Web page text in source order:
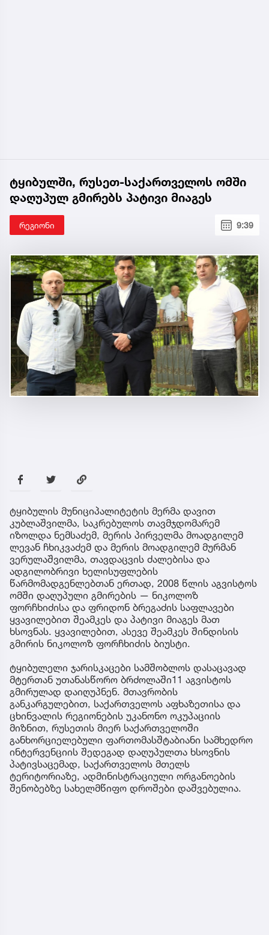
ტყიბულში, რუსეთ-საქართველოს ომში
დაღუპულ გმირებს პატივი მიაგეს
რეგიონი 9:39
ტყიბულის მუნიციპალიტეტის მერმა დავით
კუბლაშვილმა, საკრებულოს თავმჯდომარემ
იზოლდა ნემსაძემ, მერის პირველმა მოადგილემ
ლევან ჩხიკვაძემ და მერის მოადგილემ მურმან
ვერულაშვილმა, თავდაცვის ძალებისა და
ადგილობრივი ხელისუფლების
წარმომადგენლებთან ერთად, 2008 წლის აგვისტოს
ომში დაღუპული გმირების — ნიკოლოზ
ფორჩხიძისა და ფრიდონ ბრეგაძის საფლავები
ყვავილებით შეამკეს და პატივი მიაგეს მათ
ხსოვნას. ყვავილებით, ასევე შეამკეს შინდისის
გმირის ნიკოლოზ ფორჩხიძის ბიუსტი.
ტყიბულელი ჯარისკაცები სამშობლოს დასაცავად
მტერთან უთანასწორო ბრძოლაში11 აგვისტოს
გმირულად დაიღუპნენ. მთავრობის
განკარგულებით, საქართველოს აფხაზეთისა და
ცხინვალის რეგიონების უკანონო ოკუპაციის
მიზნით, რუსეთის მიერ საქართველოში
განხორციელებული ფართომასშტაბიანი სამხედრო
ინტერვენციის შედეგად დაღუპულთა ხსოვნის
პატივსაცემად, საქართველოს მთელს
ტერიტორიაზე, ადმინისტრაციული ორგანოების
შენობებზე სახელმწიფო დროშები დაშვებულია.